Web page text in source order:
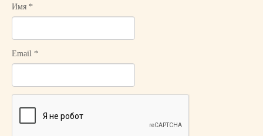
2
1
5
W
Имя *
Email *